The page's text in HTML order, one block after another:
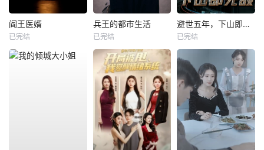
阎王医婿
已完结
兵王的都市生活
已完结
避世五年，下山即无敌
已完结